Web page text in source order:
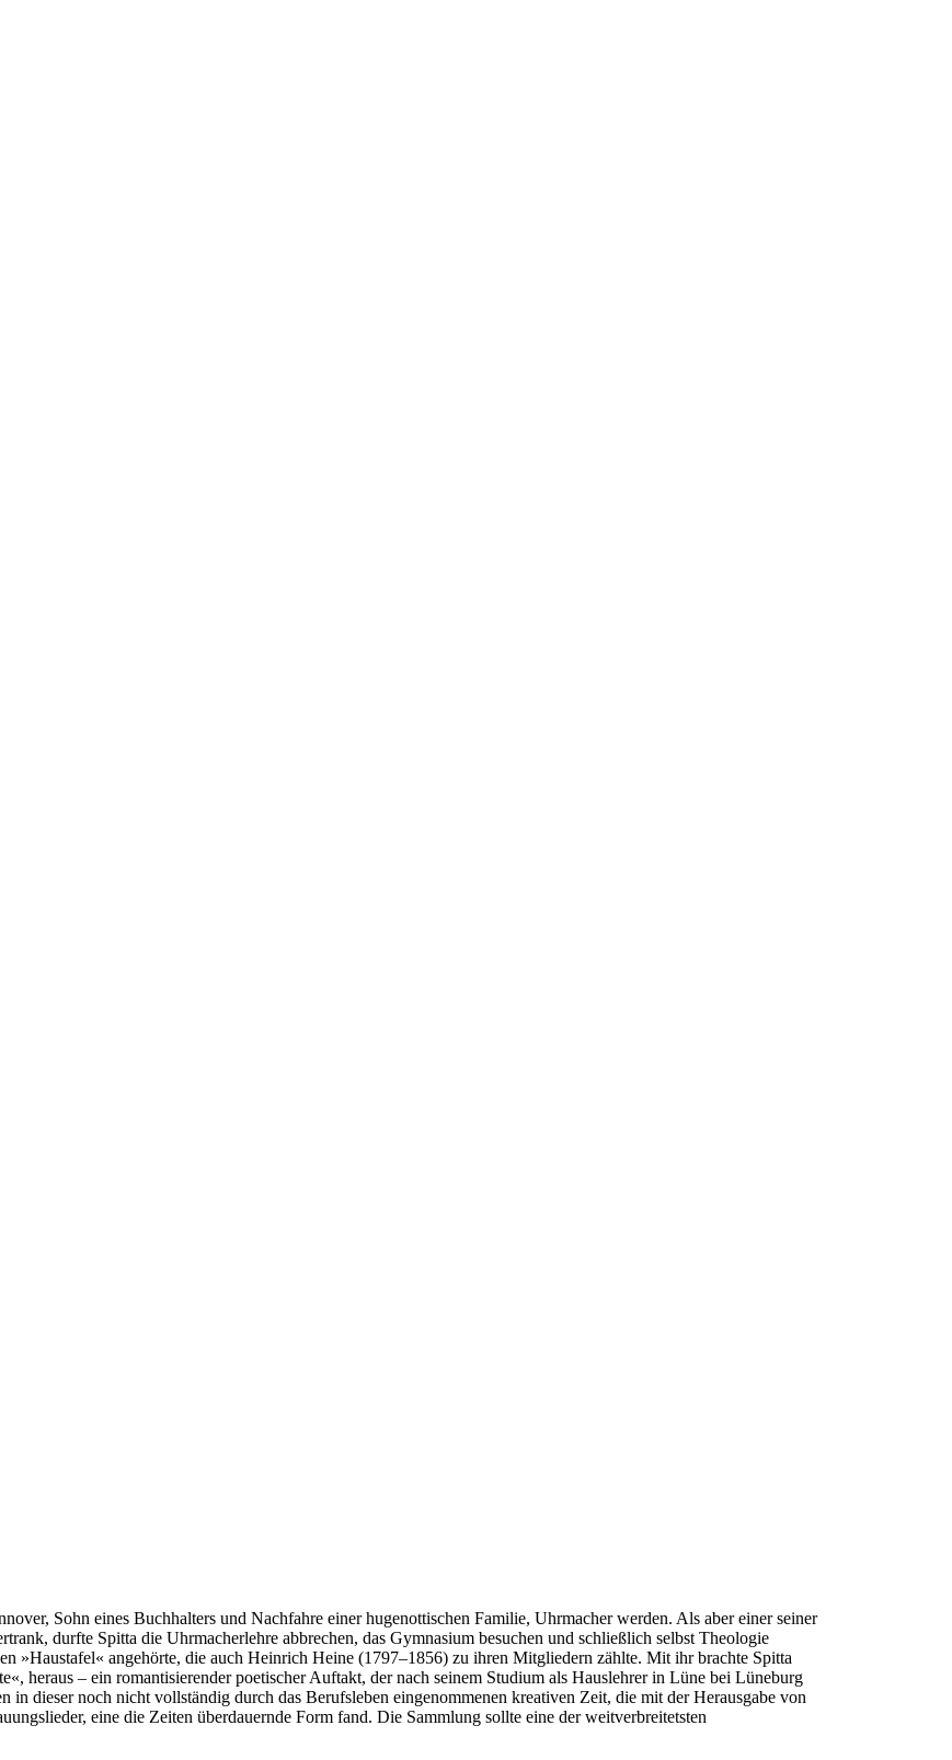
Sohn eines Buchhalters und Nachfahre einer hugenottischen Familie, Uhrmacher werden. Als aber einer seiner
durfte Spitta die Uhrmacherlehre abbrechen, das Gymnasium besuchen und schließlich selbst Theologie
»Haustafel« angehörte, die auch Heinrich Heine (1797–1856) zu ihren Mitgliedern zählte. Mit ihr brachte Spitta
heraus – ein romantisierender poetischer Auftakt, der nach seinem Studium als Hauslehrer in Lüne bei Lüneburg
dieser noch nicht vollständig durch das Berufsleben eingenommenen kreativen Zeit, die mit der Herausgabe von
eine die Zeiten überdauernde Form fand. Die Sammlung sollte eine der weitverbreitetsten